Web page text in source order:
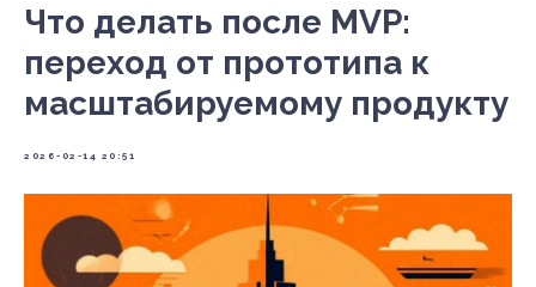
Что делать после MVP:
переход от прототипа к
масштабируемому продукту
2026-02-14 20:51